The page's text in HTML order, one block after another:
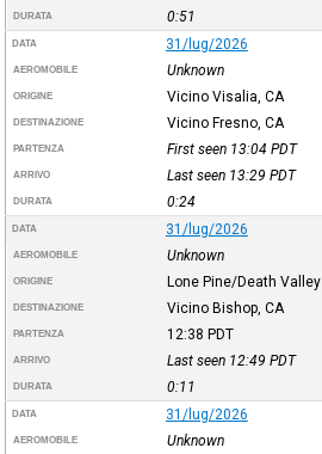
DURATA 0:51
DATA 31/lug/2026
AEROMOBILE Unknown
ORIGINE Vicino Visalia, CA
DESTINAZIONE Vicino Fresno, CA
PARTENZA First seen 13:04 PDT
ARRIVO Last seen 13:29 PDT
DURATA 0:24
DATA 31/lug/2026
AEROMOBILE Unknown
ORIGINE Lone Pine/Death Valley
DESTINAZIONE Vicino Bishop, CA
PARTENZA 12:38 PDT
ARRIVO Last seen 12:49 PDT
DURATA 0:11
DATA 31/lug/2026
AEROMOBILE Unknown